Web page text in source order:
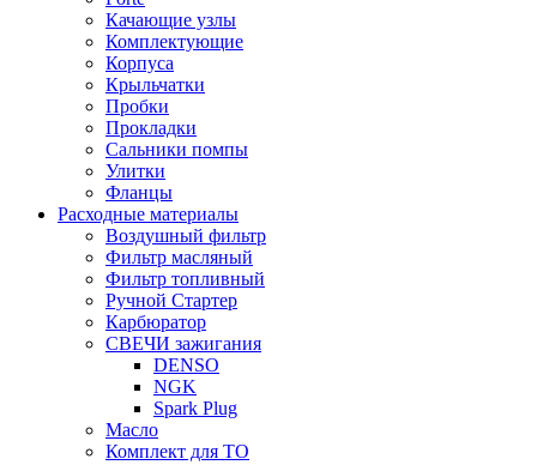
Качающие узлы
Комплектующие
Корпуса
Крыльчатки
Пробки
Прокладки
Сальники помпы
Улитки
Фланцы
Расходные материалы
Воздушный фильтр
Фильтр масляный
Фильтр топливный
Ручной Стартер
Карбюратор
СВЕЧИ зажигания
DENSO
NGK
Spark Plug
Масло
Комплект для ТО